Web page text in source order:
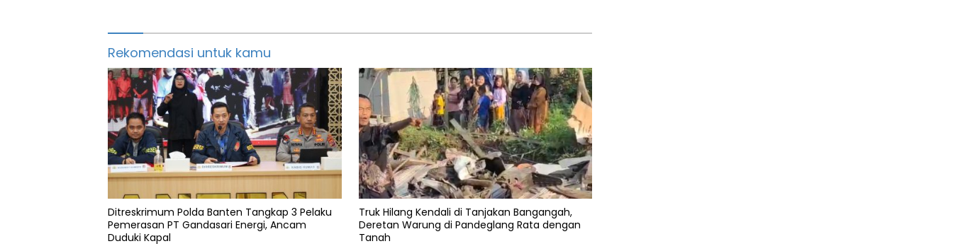
Rekomendasi untuk kamu
Ditreskrimum Polda Banten Tangkap 3 Pelaku
Pemerasan PT Gandasari Energi, Ancam
Duduki Kapal
Truk Hilang Kendali di Tanjakan Bangangah,
Deretan Warung di Pandeglang Rata dengan
Tanah